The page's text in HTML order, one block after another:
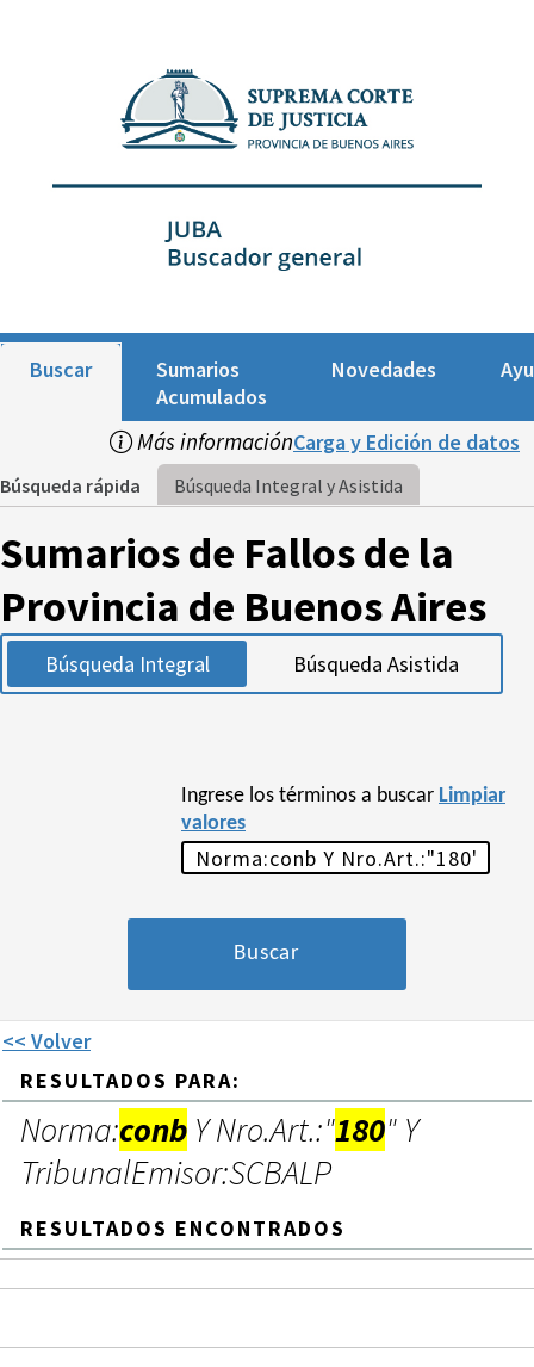
Buscar
Sumarios
Acumulados
Novedades
Más informaciónCarga y Edición de datos
Búsqueda rápida Búsqueda Integral y Asistida
Sumarios de Fallos de la
Provincia de Buenos Aires
Búsqueda Integral Búsqueda Asistida
Ingrese los términos a buscar Limpiar
valores
<< Volver
RESULTADOS PARA:
Norma:conb Y Nro.Art.:"180" Y
TribunalEmisor:SCBALP
RESULTADOS ENCONTRADOS